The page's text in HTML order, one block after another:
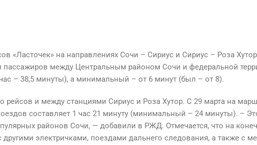
«Ласточек» на направлениях Сочи – Сириус и Сириус – Роза
пассажиров между Центральным районом Сочи и федеральной
– 38,5 минуты), а минимальный – от 6 минут (был – от 8).
и между станциями Сириус и Роза Хутор. С 29 марта на
составляет 1 час 21 минуту (минимальный – 24 минуты). –
районов Сочи, — добавили в РЖД. Отмечается, что на
другими электричками, поездами дальнего следования, а также с